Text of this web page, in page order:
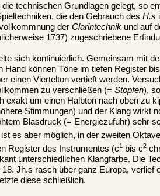
technischen Grundlagen gelegt, so
die den Gebrauch des H.s
der Clarintechnik und auf
1737) zugeschriebene
sich kontinuierlich. Gemeinsam mit
Hand können Töne im tiefen Register
einen Viertelton vertieft werden.
zu verschließen (= Stopfen),
exakt um einen Halbton nach oben zu
Stimmungen) und der Klang wirkt
Blasdruck (= Energiezufuhr) sehr
es aber möglich, in der zweiten
Register des Instrumentes (c1 bis c2
unterschiedlichen Klangfarbe. Die
Jh.s rasch über ganz Europa, verlief
diese schließlich.